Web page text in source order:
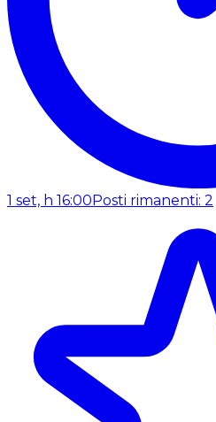
1 set, h 16:00Posti rimanenti: 2